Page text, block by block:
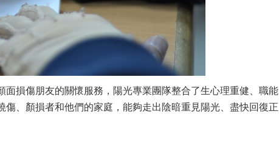
損傷朋友的關懷服務，陽光專業團隊整合了生心理重健、職能
、顏損者和他們的家庭，能夠走出陰暗重見陽光、盡快回復正